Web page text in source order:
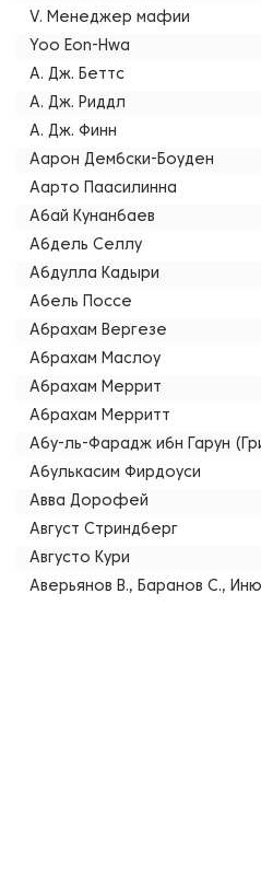
V. Менеджер мафии
Yoo Eon-Hwa
А. Дж. Беттс
А. Дж. Риддл
А. Дж. Финн
Аарон Дембски-Боуден
Аарто Паасилинна
Абай Кунанбаев
Абдель Селлу
Абдулла Кадыри
Абель Поссе
Абрахам Вергезе
Абрахам Маслоу
Абрахам Меррит
Абрахам Мерритт
Абу-ль-Фарадж ибн Гарун
Абулькасим Фирдоуси
Авва Дорофей
Август Стриндберг
Августо Кури
Аверьянов В., Баранов С.,